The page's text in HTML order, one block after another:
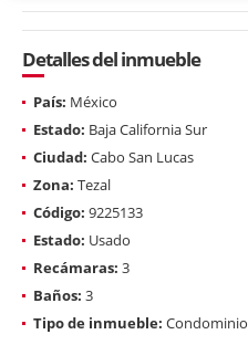
Detalles del inmueble
País: México
Estado: Baja California Sur
Ciudad: Cabo San Lucas
Zona: Tezal
Código: 9225133
Estado: Usado
Recámaras: 3
Baños: 3
Tipo de inmueble: Condominio